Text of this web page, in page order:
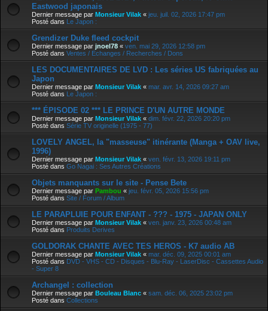
Eastwood japonais
Dernier message par Monsieur Vilak « jeu. juil. 02, 2026 17:47 pm
Posté dans Le Japon :
Grendizer Duke fleed cockpit
Dernier message par jnoel78 « ven. mai 29, 2026 12:58 pm
Posté dans Ventes / Echanges / Recherches / Dons
LES DOCUMENTAIRES DE LVD : Les séries US fabriquées au
Japon
Dernier message par Monsieur Vilak « mar. avr. 14, 2026 09:27 am
Posté dans Le Japon :
*** ÉPISODE 02 *** LE PRINCE D'UN AUTRE MONDE
Dernier message par Monsieur Vilak « dim. févr. 22, 2026 20:20 pm
Posté dans Série TV originelle (1975 - 77)
LOVELY ANGEL, la "masseuse" itinérante (Manga + OAV live,
1996)
Dernier message par Monsieur Vilak « ven. févr. 13, 2026 19:11 pm
Posté dans Go Nagai : Ses Autres Créations
Objets manquants sur le site - Pense Bete
Dernier message par Pambou « jeu. févr. 05, 2026 15:56 pm
Posté dans Site / Forum / Album
LE PARAPLUIE POUR ENFANT - ??? - 1975 - JAPAN ONLY
Dernier message par Monsieur Vilak « ven. janv. 23, 2026 00:48 am
Posté dans Produits Derives
GOLDORAK CHANTE AVEC TES HEROS - K7 audio AB
Dernier message par Monsieur Vilak « mar. déc. 09, 2025 00:01 am
Posté dans DVD - VHS - CD - Disques - Blu-Ray - LaserDisc - Cassettes Audio
- Super 8
Archangel : collection
Dernier message par Bouleau Blanc « sam. déc. 06, 2025 23:02 pm
Posté dans Collections